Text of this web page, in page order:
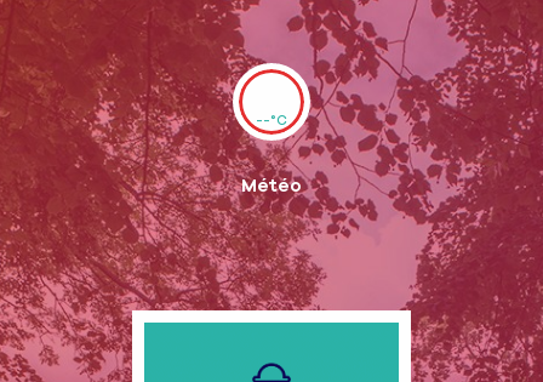
--°C
Météo